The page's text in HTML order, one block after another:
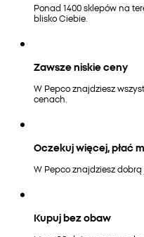
Ponad 1400 sklepów na
blisko Ciebie.
Zawsze niskie ceny
W Pepco znajdziesz
cenach.
Oczekuj więcej, płać
W Pepco znajdziesz
Kupuj bez obaw